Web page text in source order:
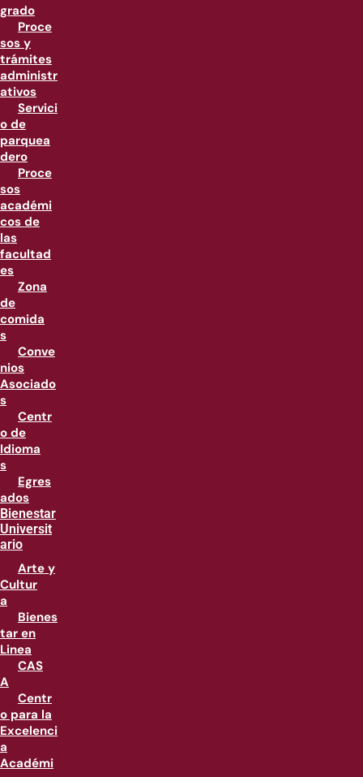
grado
Proce
sos y
trámites
administr
ativos
Servici
o de
parquea
dero
Proce
sos
académi
cos de
las
facultad
es
Zona
de
comida
s
Conve
nios
Asociado
s
Centr
o de
Idioma
s
Egres
ados
Bienestar
Universit
ario
Arte y
Cultur
a
Bienes
tar en
Linea
CAS
A
Centr
o para la
Excelenci
a
Académi